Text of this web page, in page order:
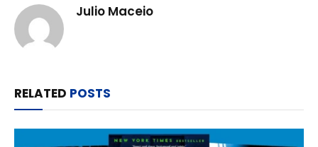
Julio Maceio
RELATED POSTS